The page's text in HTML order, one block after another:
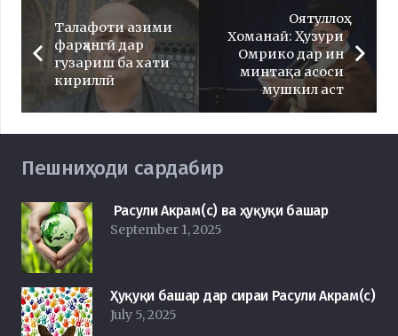
Талафоти азими
фарҳангӣ дар
гузариш ба хати
кириллӣ
Оятуллоҳ
Хоманаӣ: Ҳузури
Омрико дар ин
минтақа асоси
мушкил аст
Пешниҳоди сардабир
Расули Акрам(с) ва ҳуқуқи башар
September 1, 2025
Ҳуқуқи башар дар сираи Расули Акрам(с)
July 5, 2025